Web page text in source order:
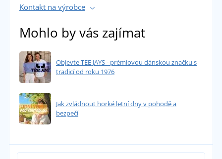
Kontakt na výrobce
Mohlo by vás zajímat
Objevte TEE JAYS - prémiovou dánskou značku s
tradicí od roku 1976
Jak zvládnout horké letní dny v pohodě a
bezpečí